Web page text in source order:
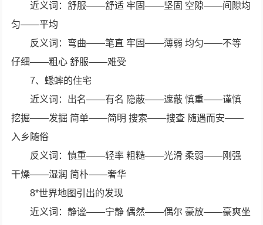
近义词：舒服——舒适 牢固——坚固 空隙——间隙均
匀——平均
反义词：弯曲——笔直 牢固——薄弱 均匀——不等
仔细——粗心 舒服——难受
7、蟋蟀的住宅
近义词：出名——有名 隐蔽——遮蔽 慎重——谨慎
挖掘——发掘 简单——简明 搜索——搜查 随遇而安——
入乡随俗
反义词：慎重——轻率 粗糙——光滑 柔弱——刚强
干燥——湿润 简朴——奢华
8*世界地图引出的发现
近义词：静谧——宁静 偶然——偶尔 豪放——豪爽坐